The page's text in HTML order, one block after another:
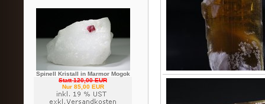
Spinell Kristall in Marmor Mogok
Statt 120,00 EUR
Nur 85,00 EUR